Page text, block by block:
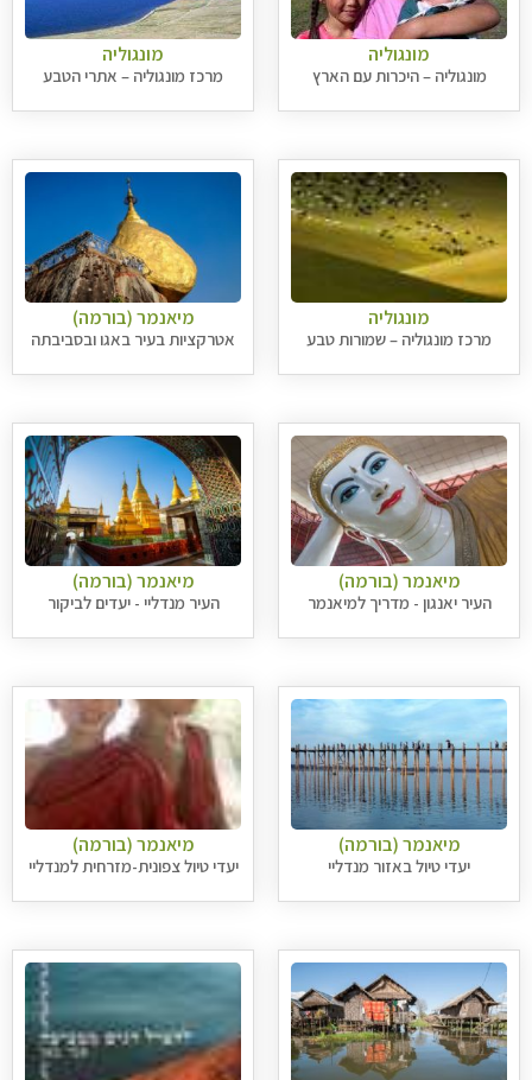
מונגוליה
מונגוליה – היכרות עם הארץ
מונגוליה
מרכז מונגוליה – אתרי הטבע
מונגוליה
מרכז מונגוליה – שמורות טבע
מיאנמר (בורמה)
אטרקציות בעיר באגו ובסביבתה
מיאנמר (בורמה)
העיר יאנגון - מדריך למיאנמר
מיאנמר (בורמה)
העיר מנדליי - יעדים לביקור
מיאנמר (בורמה)
יעדי טיול באזור מנדליי
מיאנמר (בורמה)
יעדי טיול צפונית-מזרחית למנדליי